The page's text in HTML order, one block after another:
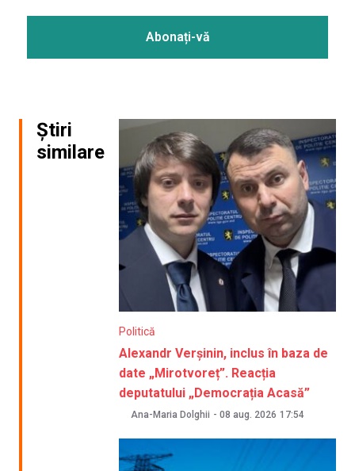
Știri
similare
Politică
Alexandr Verșinin, inclus în baza de
date „Mirotvoreț”. Reacția
deputatului „Democrația Acasă”
Ana-Maria Dolghii - 08 aug. 2026 17:54